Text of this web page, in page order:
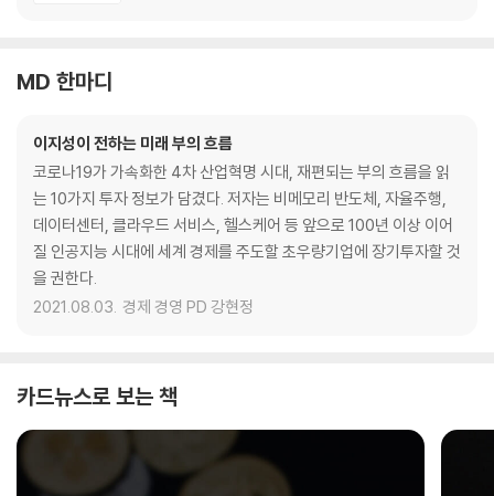
MD 한마디
이지성이 전하는 미래 부의 흐름
코로나19가 가속화한 4차 산업혁명 시대, 재편되는 부의 흐름을 읽
는 10가지 투자 정보가 담겼다. 저자는 비메모리 반도체, 자율주행,
데이터센터, 클라우드 서비스, 헬스케어 등 앞으로 100년 이상 이어
질 인공지능 시대에 세계 경제를 주도할 초우량기업에 장기투자할 것
을 권한다.
2021.08.03. 경제 경영 PD 강현정
카드뉴스로 보는 책